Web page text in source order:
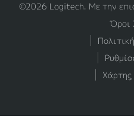
©2026 Logitech. Με την
Όροι
Χάρτης